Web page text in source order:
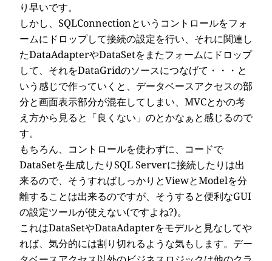
り早いです。
しかし、SQLConnectionというコントロールをフォ
ームにドロップして接続の設定を行い、それに関連し
たDataAdapterやDataSetをまたフォームにドロップ
して、それをDataGridのソースにつなげて・・・と
いう感じで作っていくと、データベースアクセスの部
分と画面表示部分が混在してしまい、MVCとかの考
え方から見ると「良くない」のとかなぁと感じるので
す。
もちろん、コントロールを使わずに、コードで
DataSetを生成したりSQL Serverに接続したりは出
来るので、そうすればしっかりとViewとModelを分
離することは出来るのですが、そうすると便利なGUI
の設定ツールが使えない(ですよね?)。
これはDataSetやDataAdapterをモデルと見なしてや
れば、気分的には割り切れるような気もします。デー